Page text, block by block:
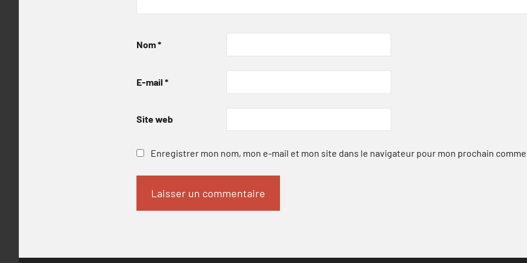
Nom*
E-mail *
Site web
Enregistrer mon nom, mon e-mail et mon site dans le navigateur pour mon prochain